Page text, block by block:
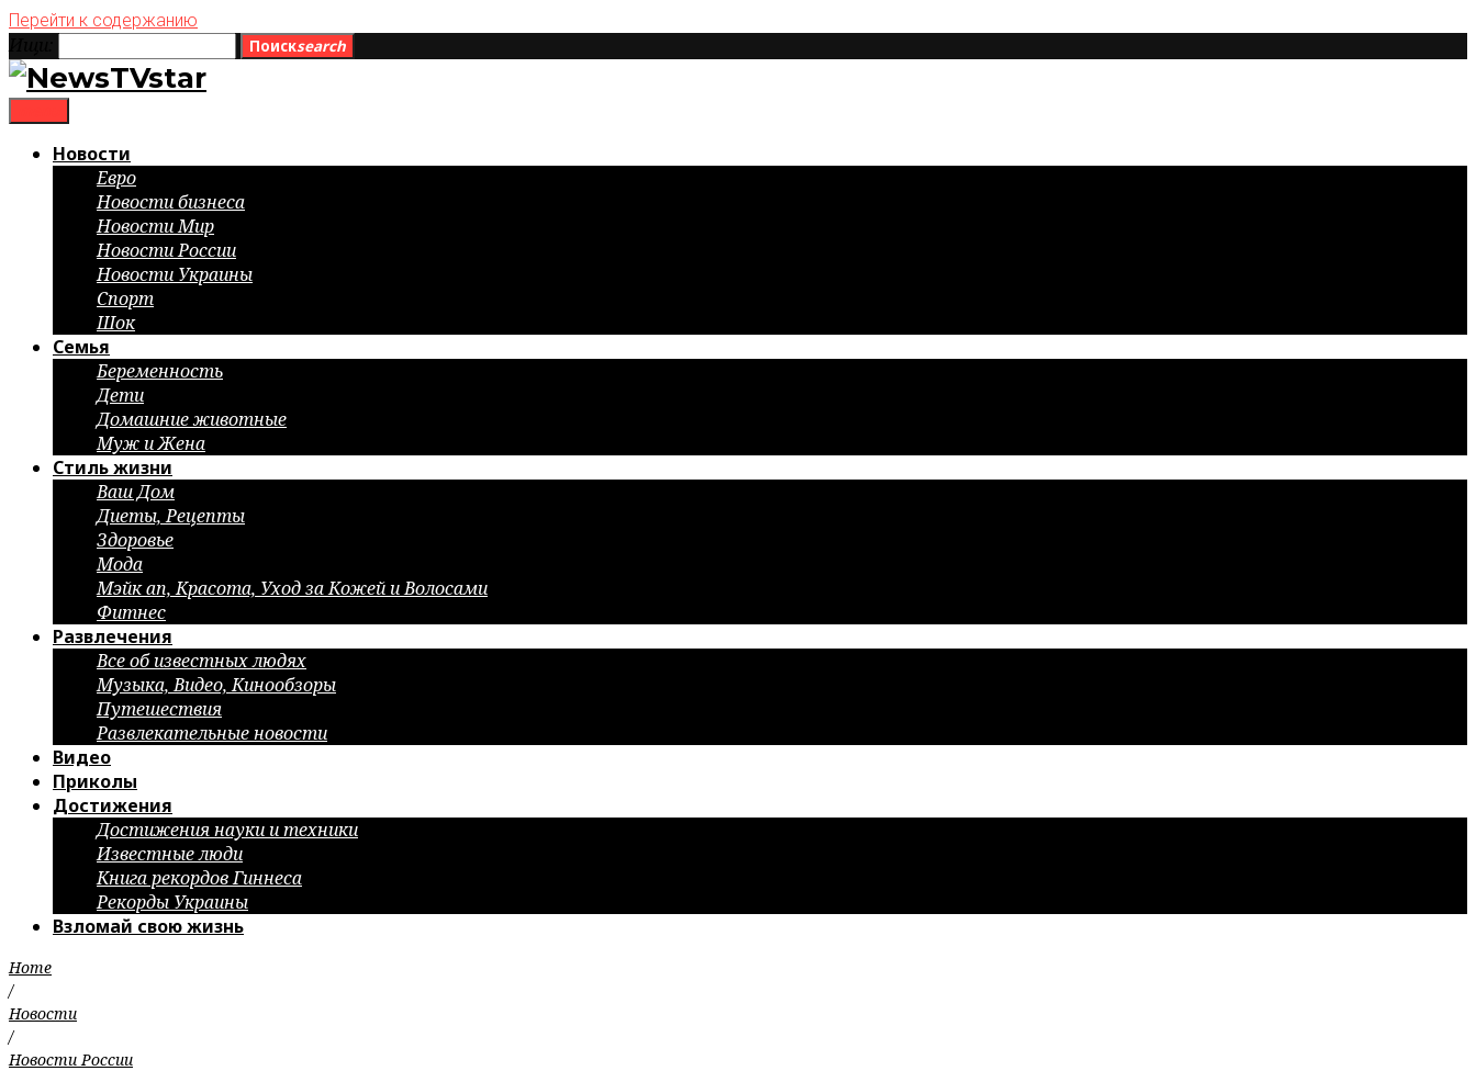
Перейти к содержанию
Поискsearch
Новости
Евро
Новости бизнеса
Новости Мир
Новости России
Новости Украины
Спорт
Шок
Семья
Беременность
Дети
Домашние животные
Муж и Жена
Стиль жизни
Ваш Дом
Диеты, Рецепты
Здоровье
Мода
Мэйк ап, Красота, Уход за Кожей и Волосами
Фитнес
Развлечения
Все об известных людях
Музыка, Видео, Кинообзоры
Путешествия
Развлекательные новости
Видео
Приколы
Достижения
Достижения науки и техники
Известные люди
Книга рекордов Гиннеса
Рекорды Украины
Взломай свою жизнь
Home
/
Новости
/
Новости России